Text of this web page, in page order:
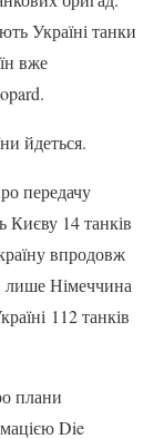
Україні танки
вже
йдеться.
передачу
Києву 14 танків
впродовж
лише Німеччина
112 танків
плани
Die